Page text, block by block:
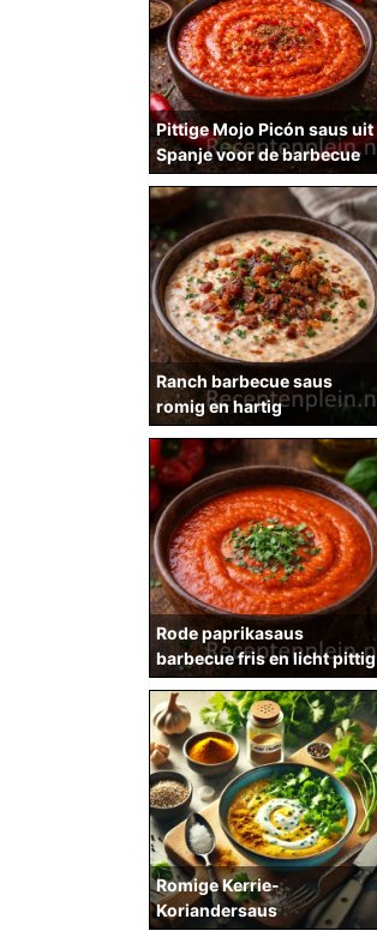
Pittige Mojo Picón saus uit
Spanje voor de barbecue
Ranch barbecue saus
romig en hartig
Rode paprikasaus
barbecue fris en licht pittig
Romige Kerrie-
Koriandersaus